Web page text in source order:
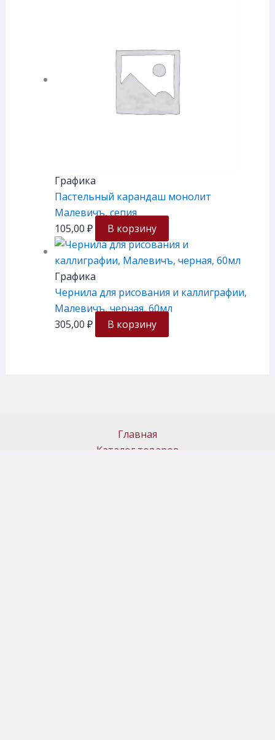
Графика
Пастельный карандаш монолит
Малевичъ, сепия
105,00 ₽ В корзину
Графика
Чернила для рисования и каллиграфии,
Малевичъ, черная, 60мл
305,00 ₽ В корзину
Главная
Каталог товаров